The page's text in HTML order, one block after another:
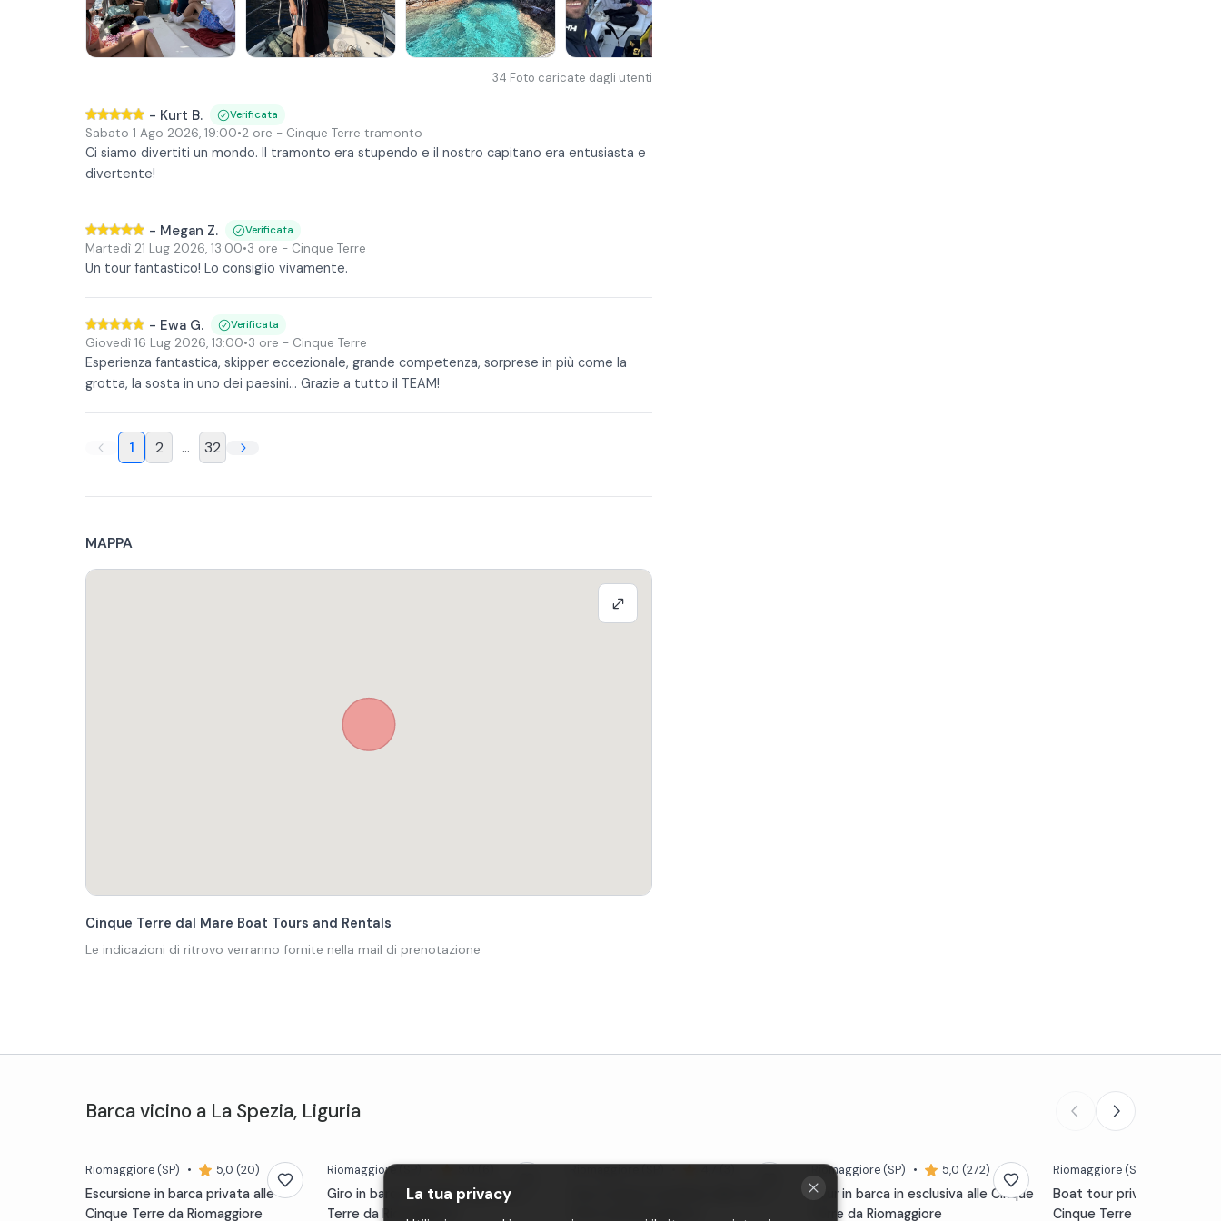
In caso di maltempo la struttura potrebbe modificare o annullare l'itinerario e la sua
durata.
34 Foto caricate dagli utenti
- Kurt B. Verificata
Sabato 1 Ago 2026, 19:00•2 ore - Cinque Terre tramonto
Ci siamo divertiti un mondo. Il tramonto era stupendo e il nostro capitano era entusiasta e
divertente!
- Megan Z. Verificata
Martedì 21 Lug 2026, 13:00•3 ore - Cinque Terre
Un tour fantastico! Lo consiglio vivamente.
- Ewa G. Verificata
Giovedì 16 Lug 2026, 13:00•3 ore - Cinque Terre
Esperienza fantastica, skipper eccezionale, grande competenza, sorprese in più come la
grotta, la sosta in uno dei paesini... Grazie a tutto il TEAM!
1 2 ... 32
MAPPA
Cinque Terre dal Mare Boat Tours and Rentals
Le indicazioni di ritrovo verranno fornite nella mail di prenotazione
Barcavicino a La Spezia, Liguria
Riomaggiore (SP) • 5,0 (20)
Escursione in barca privata alle
Cinque Terre da Riomaggiore
Riomaggiore
Giro in barca condiviso alle Cinque
Terre da Riomaggiore
Riomaggiore (SP) • 5,0 (272)
Tour in barca in esclusiva alle Cinque
Terre da Riomaggiore
Riomaggiore (SP)
Boat tour privato al
Cinque Terre con aperitivo
La tua privacy